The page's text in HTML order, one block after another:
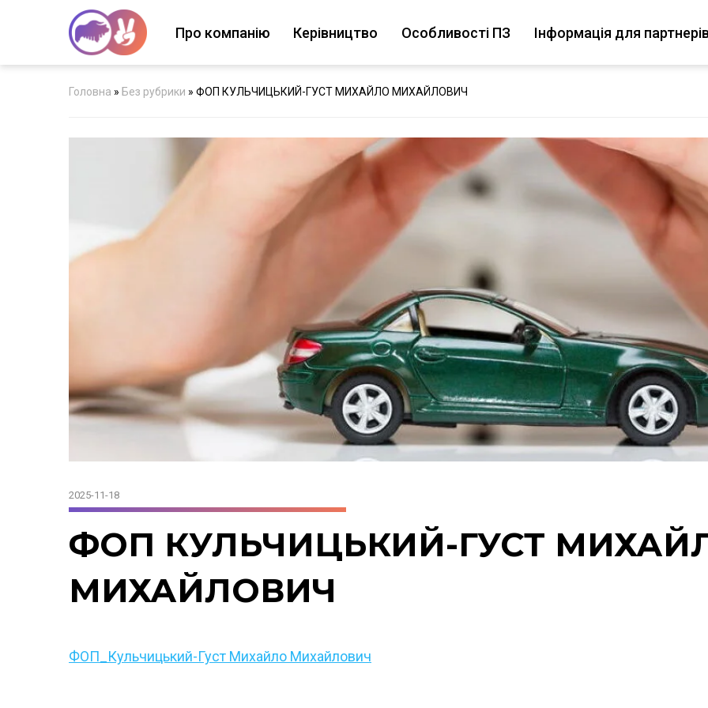
Про компанію Керівництво Особливості ПЗ Інформація для
Головна » Без рубрики » ФОП КУЛЬЧИЦЬКИЙ-ГУСТ МИХАЙЛО МИХАЙЛОВИЧ
2025-11-18
ФОП КУЛЬЧИЦЬКИЙ-ГУСТ
МИХАЙЛОВИЧ
ФОП_Кульчицький-Густ Михайло Михайлович